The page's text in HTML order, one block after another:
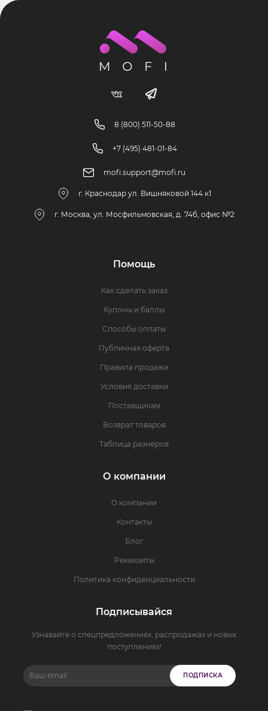
8 (800) 511-50-88
+7 (495) 481-01-84
mofi.support@mofi.ru
г. Краснодар ул. Вишняковой 144 к1
г. Москва, ул. Мосфильмовская, д. 74б, офис №2
Помощь
Как сделать заказ
Купоны и баллы
Способы оплаты
Публичная оферта
Правила продажи
Условия доставки
Поставщикам
Возврат товаров
Таблица размеров
О компании
О компании
Контакты
Блог
Реквизиты
Политика конфиденциальности
Подписывайся
Узнавайте о спецпредложениях, распродажах и новых
поступлениях!
ПОДПИСКА